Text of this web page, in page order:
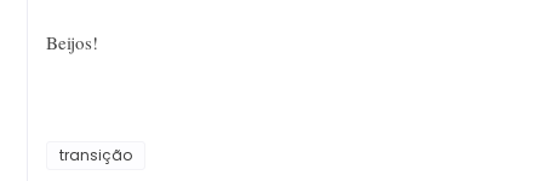
Beijos!
transição